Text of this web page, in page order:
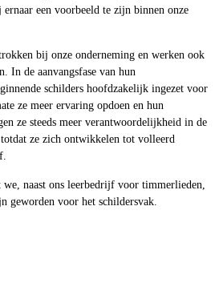
een voorbeeld te zijn binnen onze
bij onze onderneming en werken ook
In de aanvangsfase van hun
schilders hoofdzakelijk ingezet voor
ze meer ervaring opdoen en hun
ze steeds meer verantwoordelijkheid in de
ze zich ontwikkelen tot volleerd
naast ons leerbedrijf voor timmerlieden,
geworden voor het schildersvak.